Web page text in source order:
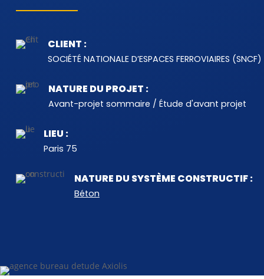
CLIENT :
SOCIÉTÉ NATIONALE D’ESPACES FERROVIAIRES (SNCF)
NATURE DU PROJET :
Avant-projet sommaire / Étude d'avant projet
LIEU :
Paris 75
NATURE DU SYSTÈME CONSTRUCTIF :
Béton